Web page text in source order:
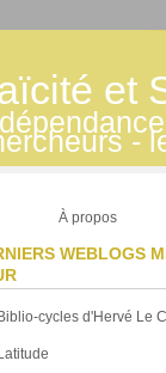
et
-
À propos
WEBLOGS
Biblio-cycles d'Hervé Le
Latitude